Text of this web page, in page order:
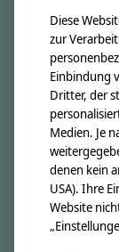
crêpes
Über uns
Unsere
Nähkästchen
Unsere Stoffe
Impressum
Diese
zur
Einbindung
Dritter, der
Medien. Je
denen kein
USA). Ihre
Website